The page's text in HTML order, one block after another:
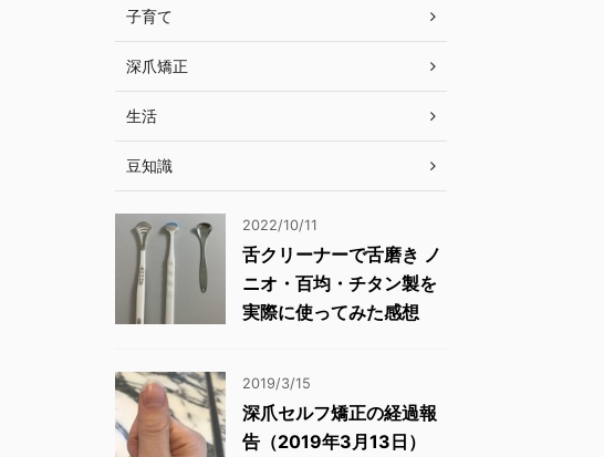
子育て
深爪矯正
生活
豆知識
2022/10/11
舌クリーナーで舌磨き ノ
ニオ・百均・チタン製を
実際に使ってみた感想
2019/3/15
深爪セルフ矯正の経過報
告（2019年3月13日）